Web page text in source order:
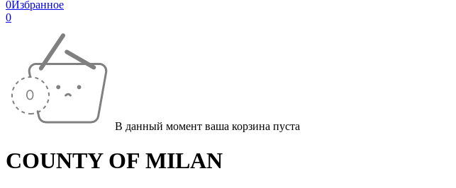
0Избранное
0
В данный момент ваша корзина пуста
COUNTY OF MILAN